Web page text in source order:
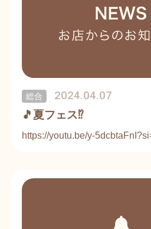
voice.mika@gmail.com
まねイベント」開催してます
総合 2024.04.07
🎵夏フェス⁉️
https://youtu.be/y-